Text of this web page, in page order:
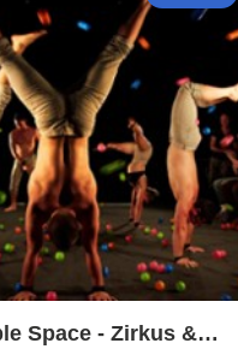
Space - Zirkus &